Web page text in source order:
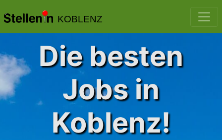
KOBLENZ
Die besten
Jobs in
Koblenz!